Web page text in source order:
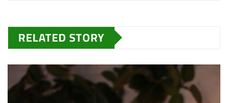
RELATED STORY